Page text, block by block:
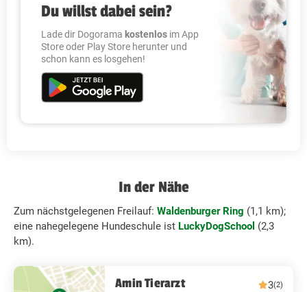
Du willst dabei sein?
Lade dir Dogorama kostenlos im App
Store oder Play Store herunter und
schon kann es losgehen!
In der Nähe
Zum nächstgelegenen Freilauf: Waldenburger Ring (1,1 km);
eine nahegelegene Hundeschule ist LuckyDogSchool (2,3
km).
Amin Tierarzt 3(2)